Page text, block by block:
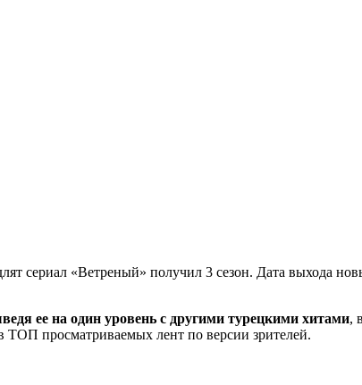
сериал «Ветреный» получил 3 сезон. Дата выхода
ее на один уровень с другими турецкими хитами,
просматриваемых лент по версии зрителей.